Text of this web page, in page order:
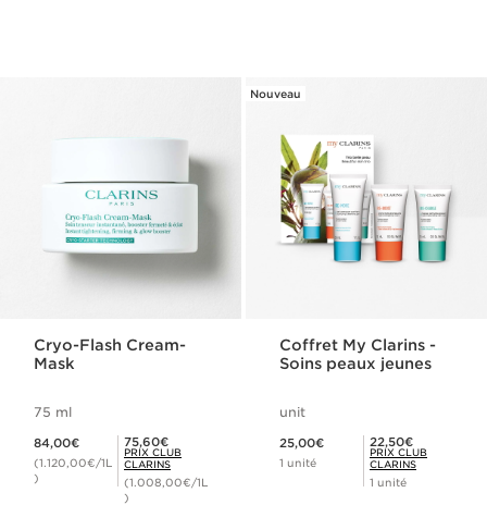
Cryo-Flash Cream-
Mask
75 ml
84,00€
(1.120,00€/1L
)
Prix Club Clarins 75,60€
75,60€
PRIX CLUB
CLARINS
(1.008,00€/1L
)
Nouveau
Coffret My Clarins -
Soins peaux jeunes
unit
25,00€
1 unité
Prix Club Clarins 22,50€
22,50€
PRIX CLUB
CLARINS
1 unité